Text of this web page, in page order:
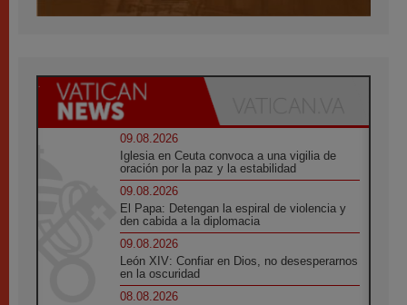
09.08.2026
Iglesia en Ceuta convoca a una vigilia de
oración por la paz y la estabilidad
09.08.2026
El Papa: Detengan la espiral de violencia y
den cabida a la diplomacia
09.08.2026
León XIV: Confiar en Dios, no desesperarnos
en la oscuridad
08.08.2026